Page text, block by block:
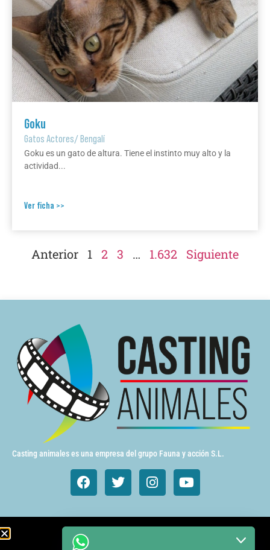
Goku
Gatos Actores/Bengalí
Goku es un gato de altura. Tiene el instinto muy alto y la
actividad...
Ver ficha >>
Anterior 1 2 3 … 1.632 Siguiente
Casting animales es una empresa del grupo Fauna y acción S.L.
Animales de cine y TV